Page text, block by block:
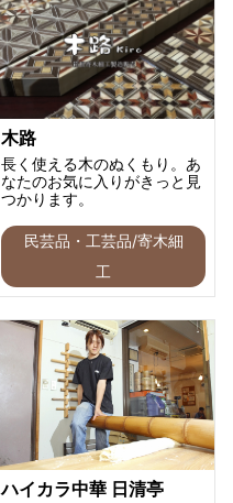
木路
長く使える木のぬくもり。あ
なたのお気に入りがきっと見
つかります。
民芸品・工芸品/寄木細
工
ハイカラ中華 日清亭